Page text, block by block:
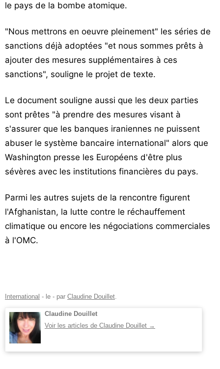
le pays de la bombe atomique.
"Nous mettrons en oeuvre pleinement" les séries de
sanctions déjà adoptées "et nous sommes prêts à
ajouter des mesures supplémentaires à ces
sanctions", souligne le projet de texte.
Le document souligne aussi que les deux parties
sont prêtes "à prendre des mesures visant à
s'assurer que les banques iraniennes ne puissent
abuser le système bancaire international" alors que
Washington presse les Européens d'être plus
sévères avec les institutions financières du pays.
Parmi les autres sujets de la rencontre figurent
l'Afghanistan, la lutte contre le réchauffement
climatique ou encore les négociations commerciales
à l'OMC.
International - le - par Claudine Douillet.
Claudine Douillet
Voir les articles de Claudine Douillet →